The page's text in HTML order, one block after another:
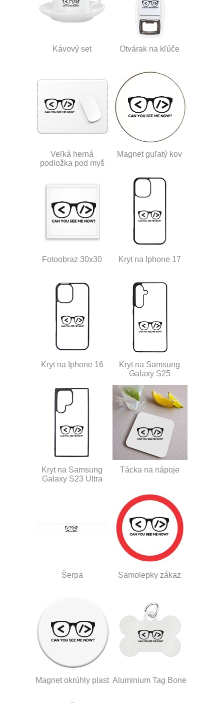
Kávový set Otvárak na kľúče
Veľká herná
podložka pod myš
Magnet guľatý kov
Fotoobraz 30x30 Kryt na Iphone 17
Kryt na Iphone 16
Kryt na Samsung
Galaxy S25
Kryt na Samsung
Galaxy S23 Ultra
Tácka na nápoje
Šerpa Samolepky zákaz
Magnet okrúhly plast Aluminium Tag Bone